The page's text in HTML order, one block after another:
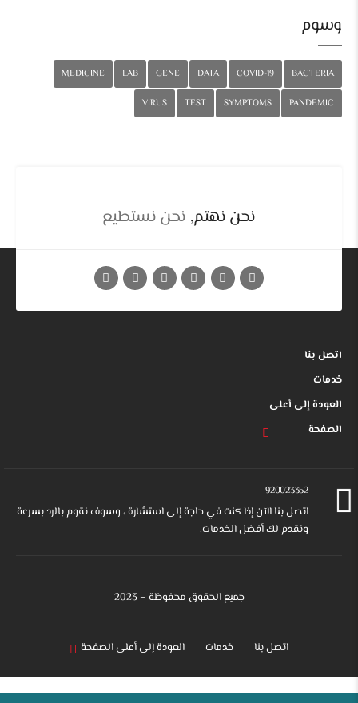
وسوم
BACTERIA
COVID-19
DATA
GENE
LAB
MEDICINE
PANDEMIC
SYMPTOMS
TEST
VIRUS
نحن نهتم, نحن نستطيع
اتصل بنا
خدمات
العودة إلى أعلى
الصفحة
920023352
اتصل بنا الآن إذا كنت في حاجة إلى استشارة ، وسوف نقوم بالرد بسرعة
ونقدم لك أفضل الخدمات.
جميع الحقوق محفوظة – 2023
اتصل بنا خدمات العودة إلى أعلى الصفحة